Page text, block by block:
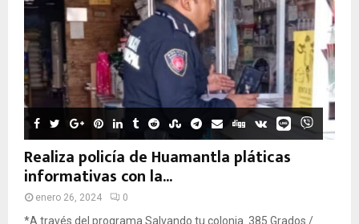
Realiza policía de Huamantla pláticas
informativas con la...
enero 26, 2024 0
*A través del programa Salvando tu colonia. 385 Grados /